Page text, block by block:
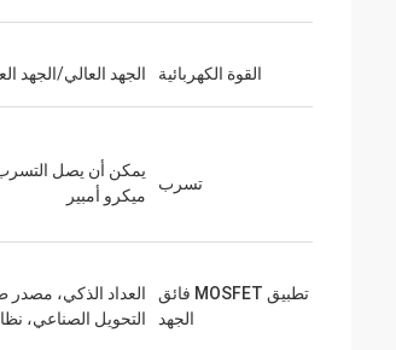
القوة الكهربائية الجهد العالي/الجهد
تسرب
ميكرو أمبير
تطبيق MOSFET فائق
الجهد
العداد الذكي، مصدر
التحويل الصناعي،